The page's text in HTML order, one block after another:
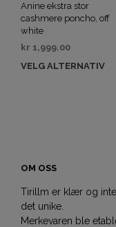
Anine ekstra stor
cashmere poncho, off
white
kr 1,999.00
VELG ALTERNATIV
OM OSS
Tirillm er klær og
det unike.
Merkevaren ble